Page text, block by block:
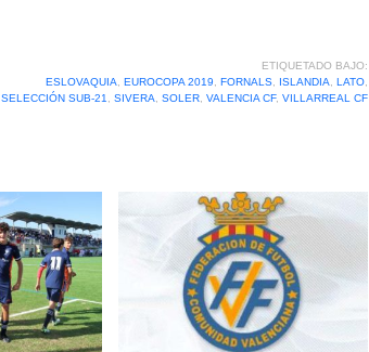
ETIQUETADO BAJO:
ESLOVAQUIA
EUROCOPA 2019 FORNALS, ISLANDIA LATO,
SELECCIÓN SUB-21
SIVERA SOLER, VALENCIA CF, VILLARREAL CF